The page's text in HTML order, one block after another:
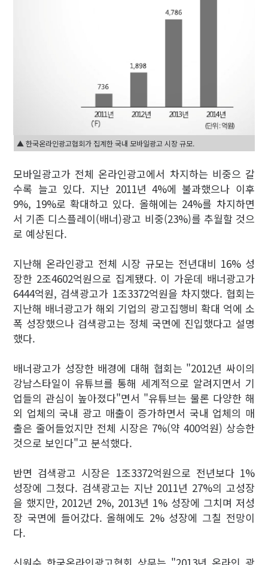
▲ 한국온라인광고협회가 집계한 국내 모바일광고 시장 규모.
모바일광고가 전체 온라인광고에서 차지하는 비중으 갈
수록 늘고 있다. 지난 2011년 4%에 불과했으나 이후
9%, 19%로 확대하고 있다. 올해에는 24%를 차지하면
서 기존 디스플레이(배너)광고 비중(23%)를 추월할 것으
로 예상된다.
지난해 온라인광고 전체 시장 규모는 전년대비 16% 성
장한 2조4602억원으로 집계됐다. 이 가운데 배너광고가
6444억원, 검색광고가 1조3372억원을 차지했다. 협회는
지난해 배너광고가 해외 기업의 광고집행비 확대 억에 소
폭 성장했으나 검색광고는 정체 국면에 진입했다고 설명
했다.
배너광고가 성장한 배경에 대해 협회는 "2012년 싸이의
강남스타일이 유튜브를 통해 세계적으로 알려지면서 기
업들의 관심이 높아졌다"면서 "유튜브는 물론 다양한 해
외 업체의 국내 광고 매출이 증가하면서 국내 업체의 매
출은 줄어들었지만 전체 시장은 7%(약 400억원) 상승한
것으로 보인다"고 분석했다.
반면 검색광고 시장은 1조3372억원으로 전년보다 1%
성장에 그쳤다. 검색광고는 지난 2011년 27%의 고성장
을 했지만, 2012년 2%, 2013년 1% 성장에 그치며 저성
장 국면에 들어갔다. 올해에도 2% 성장에 그칠 전망이
다.